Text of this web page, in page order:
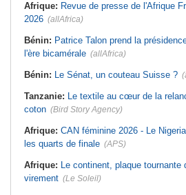
condamnation de l'ex-ministre de
l'Économie
France la restitution du crâne de
Bokar Biro et de trois de ses
proches
premier président
l'environnement - La Roots Wild
Foundation distinguée au Grand Prix
Nelson Mandela
Afrique: Revue de presse de l'Afrique
2026 (allAfrica)
Bénin: Patrice Talon prend la
l'ère bicamérale (allAfrica)
Bénin: Le Sénat, un couteau Suisse ?
Tanzanie: Le textile au cœur de la
coton (Bird Story Agency)
Afrique: CAN féminine 2026 - Le
les quarts de finale (APS)
Afrique: Le continent, plaque tournante
virement (Le Soleil)